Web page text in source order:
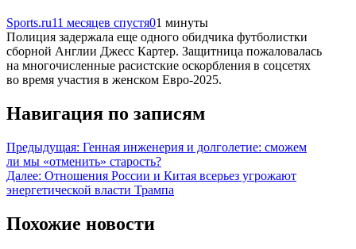
Sports.ru11 месяцев спустя01 минуты
Полиция задержала еще одного обидчика футболистки
сборной Англии Джесс Картер. Защитница пожаловалась
на многочисленные расистские оскорбления в соцсетях
во время участия в женском Евро-2025.
Навигация по записям
Предыдущая: Генная инженерия и долголетие: сможем
ли мы «отменить» старость?
Далее: Отношения России и Китая всерьез угрожают
энергетической власти Трампа
Похожие новости